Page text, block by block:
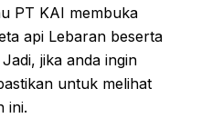
PT KAI membuka
api Lebaran beserta
jika anda ingin
untuk melihat
ini.